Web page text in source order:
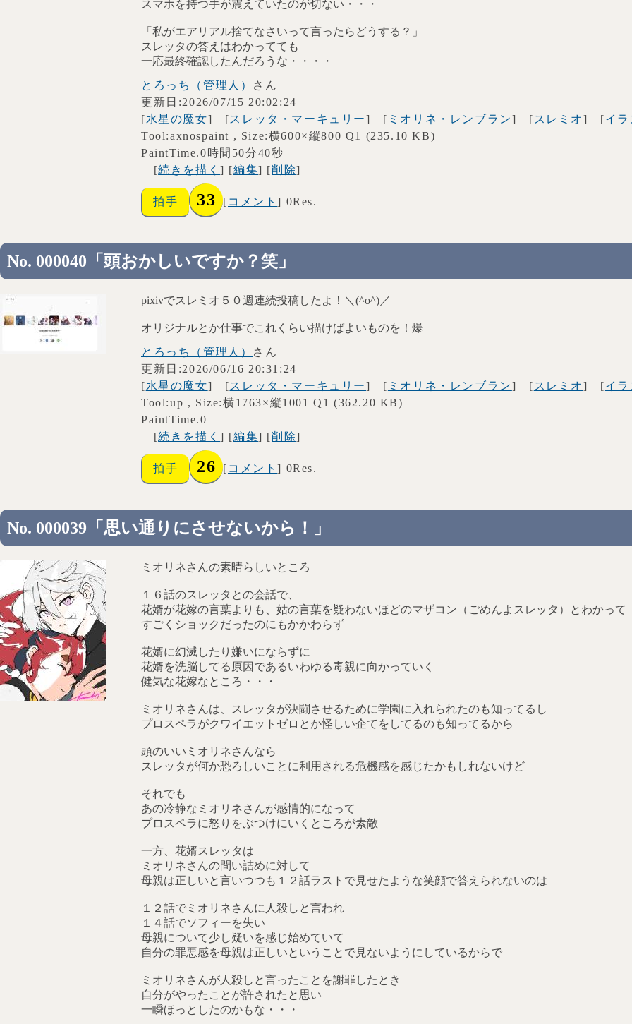
スマホを持つ手が震えていたのが切ない・・・
「私がエアリアル捨てなさいって言ったらどうする？」
スレッタの答えはわかってても
一応最終確認したんだろうな・・・・
とろっち（管理人） さん
更新日:2026/07/15 20:02:24
[水星の魔女] [スレッタ・マーキュリー] [ ミオリネ・レンブラン] [ スレミオ] [イ
Tool:axnospaint , Size:横600×縦800 Q1 (235.10 KB)
PaintTime.0時間50分40秒
[続きを描く] [編集] [削除]
拍手 33 [ コメント] 0Res.
No. 000040「頭おかしいですか？笑」
pixivでスレミオ５０週連続投稿したよ！＼(^o^)／
オリジナルとか仕事でこれくらい描けばよいものを！爆
とろっち（管理人） さん
更新日:2026/06/16 20:31:24
[水星の魔女] [スレッタ・マーキュリー] [ ミオリネ・レンブラン] [ スレミオ] [イ
Tool:up , Size:横1763×縦1001 Q1 (362.20 KB)
PaintTime.0
[続きを描く] [編集] [削除]
拍手 26 [ コメント] 0Res.
No. 000039「思い通りにさせないから！」
ミオリネさんの素晴らしいところ
１６話のスレッタとの会話で、
花婿が花嫁の言葉よりも、姑の言葉を疑わないほどのマザコン（ごめんよスレッタ）とわかって
すごくショックだったのにもかかわらず
花婿に幻滅したり嫌いにならずに
花婿を洗脳してる原因であるいわゆる毒親に向かっていく
健気な花嫁なところ・・・
ミオリネさんは、スレッタが決闘させるために学園に入れられたのも知ってるし
プロスペラがクワイエットゼロとか怪しい企てをしてるのも知ってるから
頭のいいミオリネさんなら
スレッタが何か恐ろしいことに利用される危機感を感じたかもしれないけど
それでも
あの冷静なミオリネさんが感情的になって
プロスペラに怒りをぶつけにいくところが素敵
一方、花婿スレッタは
ミオリネさんの問い詰めに対して
母親は正しいと言いつつも１２話ラストで見せたような笑顔で答えられないのは
１２話でミオリネさんに人殺しと言われ
１４話でソフィーを失い
母親について少し疑いを感じ始めていて
自分の罪悪感を母親は正しいということで見ないようにしているからで
ミオリネさんが人殺しと言ったことを謝罪したとき
自分がやったことが許されたと思い
一瞬ほっとしたのかもな・・・